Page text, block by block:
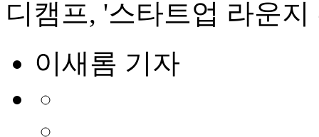
디캠프, '스타트업 라운
이새롬 기자